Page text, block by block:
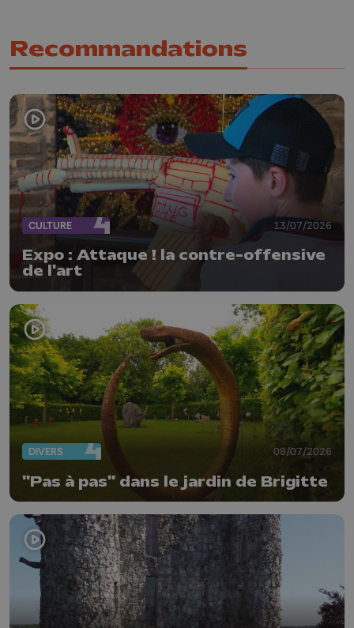
Recommandations
CULTURE 13/07/2026
Expo : Attaque ! la contre-offensive
de l'art
DIVERS 08/07/2026
"Pas à pas" dans le jardin de Brigitte